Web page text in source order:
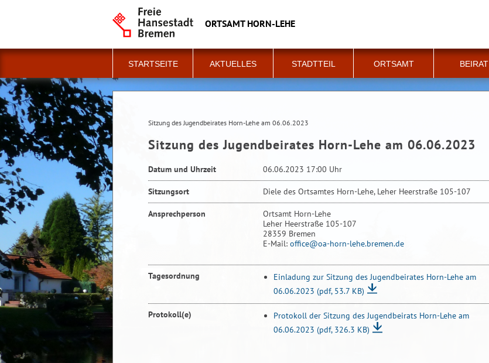
ORTSAMT HORN-LEHE
STARTSEITE AKTUELLES STADTTEIL ORTSAMT BEIRAT
Sitzung des Jugendbeirates Horn-Lehe am 06.06.2023
Sitzung des Jugendbeirates Horn-Lehe am 06.06.2023
Datum und Uhrzeit 06.06.2023 17:00 Uhr
Sitzungsort Diele des Ortsamtes Horn-Lehe, Leher Heerstraße 105-107
Ansprechperson
Ortsamt Horn-Lehe
Leher Heerstraße 105-107
28359 Bremen
E-Mail: office@oa-horn-lehe.bremen.de
Tagesordnung
Einladung zur Sitzung des Jugendbeirates Horn-Lehe am
06.06.2023 (pdf, 53.7 KB)
Protokoll(e)
Protokoll der Sitzung des Jugendbeirats Horn-Lehe am
06.06.2023 (pdf, 326.3 KB)